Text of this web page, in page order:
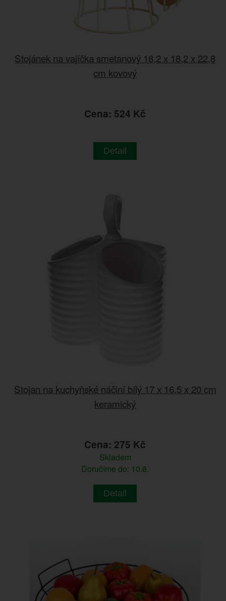
Stojánek na vajíčka smetanový 18,2 x 18,2 x 22,8
cm kovový
Cena: 524 Kč
Detail
Stojan na kuchyňské náčiní bílý 17 x 16,5 x 20 cm
keramický
Cena: 275 Kč
Skladem
Doručíme do: 10.8.
Detail